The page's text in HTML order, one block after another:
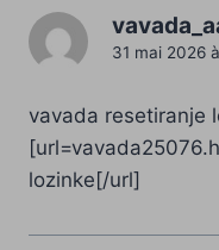
31 mai 2026
vavada resetiranje
lozinke[/url]